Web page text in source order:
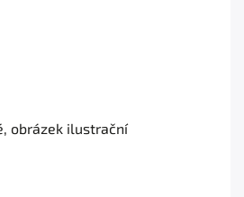
obrázek ilustrační